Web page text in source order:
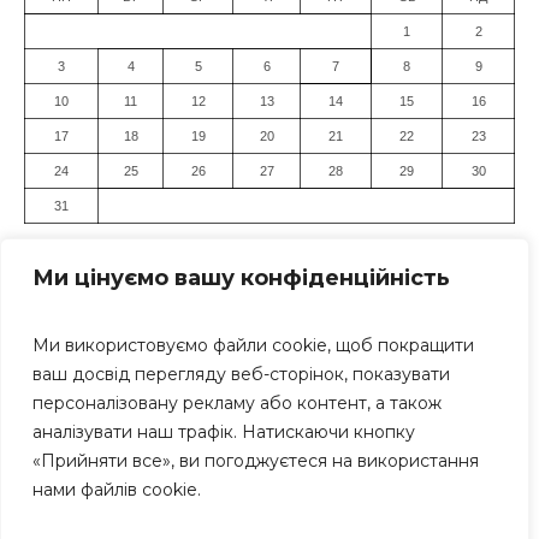
Ми цінуємо вашу конфіденційність
Ми використовуємо файли cookie, щоб покращити
ваш досвід перегляду веб-сторінок, показувати
персоналізовану рекламу або контент, а також
аналізувати наш трафік. Натискаючи кнопку
«Прийняти все», ви погоджуєтеся на використання
нами файлів cookie.
1 2
3 4 5 6 7 8 9
10 11 12 13 14 15 16
17 18 19 20 21 22 23
24 25 26 27 28 29 30
31
Засновник: Громадська організація "Дніпровський Прес-
Клуб" Всі права захищені. Використання матеріалів